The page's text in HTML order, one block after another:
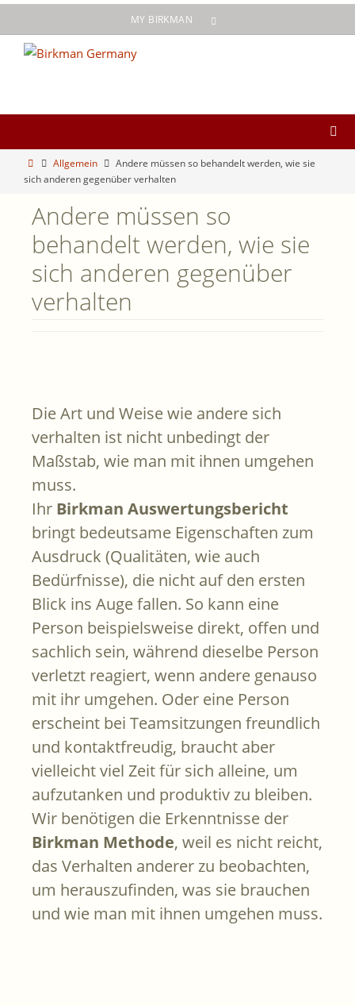
Inhalt
springen
MY BIRKMAN
StartAllgemein
Andere müssen so behandelt werden, wie sie
sich anderen gegenüber verhalten
Andere müssen so
behandelt werden, wie sie
sich anderen gegenüber
verhalten
Die Art und Weise wie andere sich
verhalten ist nicht unbedingt der
Maßstab, wie man mit ihnen umgehen
muss.
Ihr Birkman Auswertungsbericht
bringt bedeutsame Eigenschaften zum
Ausdruck (Qualitäten, wie auch
Bedürfnisse), die nicht auf den ersten
Blick ins Auge fallen. So kann eine
Person beispielsweise direkt, offen und
sachlich sein, während dieselbe Person
verletzt reagiert, wenn andere genauso
mit ihr umgehen. Oder eine Person
erscheint bei Teamsitzungen freundlich
und kontaktfreudig, braucht aber
vielleicht viel Zeit für sich alleine, um
aufzutanken und produktiv zu bleiben.
Wir benötigen die Erkenntnisse der
Birkman Methode, weil es nicht reicht,
das Verhalten anderer zu beobachten,
um herauszufinden, was sie brauchen
und wie man mit ihnen umgehen muss.